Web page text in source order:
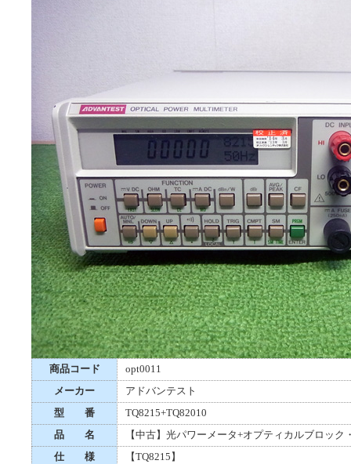
商品コード
opt0011
メーカー
アドバンテスト
型 番
TQ8215+TQ82010
品 名
【中古】光パワーメータ+オプティカルブロック
仕 様
【TQ8215】